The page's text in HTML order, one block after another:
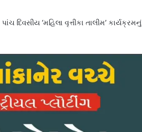
દિવસીય ‘મહિલા વૃત્તીકા તાલીમ’ કાર્યક્રમનું